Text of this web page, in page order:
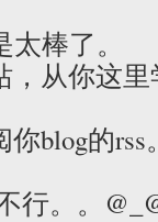
棒了。
，从你这
blog的
行。。